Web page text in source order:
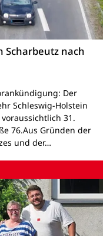
Scharbeutz nach
Der
Schleswig-Holstein
31.
76.Aus Gründen der
und der…